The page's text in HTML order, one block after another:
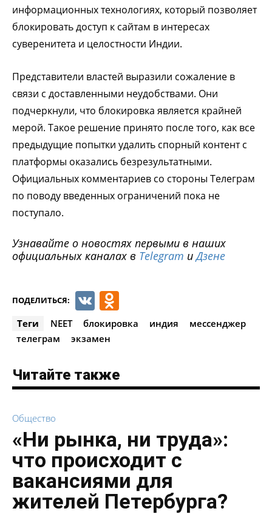
информационных технологиях, который позволяет
блокировать доступ к сайтам в интересах
суверенитета и целостности Индии.
Представители властей выразили сожаление в
связи с доставленными неудобствами. Они
подчеркнули, что блокировка является крайней
мерой. Такое решение принято после того, как все
предыдущие попытки удалить спорный контент с
платформы оказались безрезультатными.
Официальных комментариев со стороны Телеграм
по поводу введенных ограничений пока не
поступало.
Узнавайте о новостях первыми в наших
официальных каналах в Telegram иДзене
ПОДЕЛИТЬСЯ: VK
Теги NEET блокировка индия
мессенджер
телеграм
экзамен
Читайте также
Общество
«Ни рынка, ни труда»:
что происходит с
вакансиями для
жителей Петербурга?